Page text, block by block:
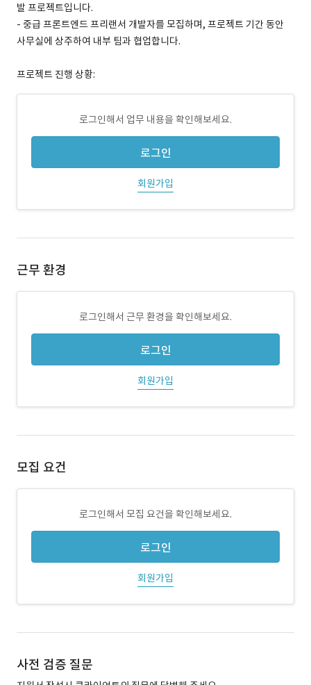
발 프로젝트입니다.
- 중급 프론트엔드 프리랜서 개발자를 모집하며, 프로젝트 기간 동안
사무실에 상주하여 내부 팀과 협업합니다.
프로젝트 진행 상황:
로그인해서 업무 내용을 확인해보세요.
로그인
회원가입
근무 환경
로그인해서 근무 환경을 확인해보세요.
로그인
회원가입
모집 요건
로그인해서 모집 요건을 확인해보세요.
로그인
회원가입
사전 검증 질문